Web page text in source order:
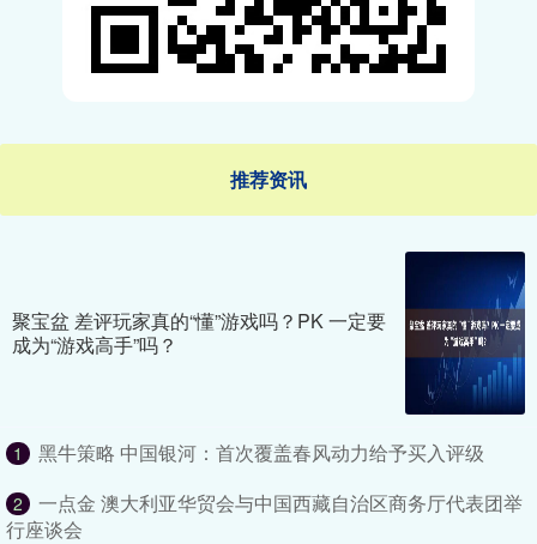
推荐资讯
聚宝盆 差评玩家真的“懂”游戏吗？PK 一定要
成为“游戏高手”吗？
1 黑牛策略 中国银河：首次覆盖春风动力给予买入评级
2
一点金 澳大利亚华贸会与中国西藏自治区商务厅代表团举
行座谈会